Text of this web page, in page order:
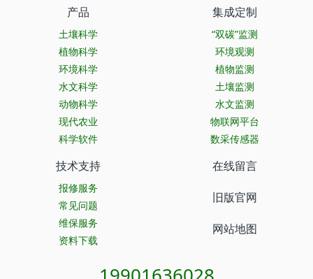
产品
土壤科学
植物科学
环境科学
水文科学
动物科学
现代农业
科学软件
集成定制
“双碳”监测
环境观测
植物监测
土壤监测
水文监测
物联网平台
数采传感器
技术支持
报修服务
常见问题
维保服务
资料下载
在线留言
旧版官网
网站地图